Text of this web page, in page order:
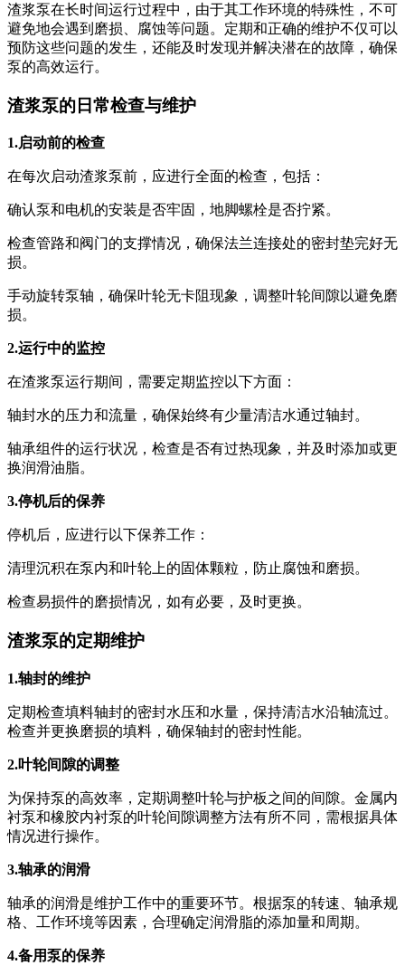
渣浆泵在长时间运行过程中，由于其工作环境的特殊性，不可
避免地会遇到磨损、腐蚀等问题。定期和正确的维护不仅可以
预防这些问题的发生，还能及时发现并解决潜在的故障，确保
泵的高效运行。
渣浆泵的日常检查与维护
1.启动前的检查
在每次启动渣浆泵前，应进行全面的检查，包括：
确认泵和电机的安装是否牢固，地脚螺栓是否拧紧。
检查管路和阀门的支撑情况，确保法兰连接处的密封垫完好无
损。
手动旋转泵轴，确保叶轮无卡阻现象，调整叶轮间隙以避免磨
损。
2.运行中的监控
在渣浆泵运行期间，需要定期监控以下方面：
轴封水的压力和流量，确保始终有少量清洁水通过轴封。
轴承组件的运行状况，检查是否有过热现象，并及时添加或更
换润滑油脂。
3.停机后的保养
停机后，应进行以下保养工作：
清理沉积在泵内和叶轮上的固体颗粒，防止腐蚀和磨损。
检查易损件的磨损情况，如有必要，及时更换。
渣浆泵的定期维护
1.轴封的维护
定期检查填料轴封的密封水压和水量，保持清洁水沿轴流过。
检查并更换磨损的填料，确保轴封的密封性能。
2.叶轮间隙的调整
为保持泵的高效率，定期调整叶轮与护板之间的间隙。金属内
衬泵和橡胶内衬泵的叶轮间隙调整方法有所不同，需根据具体
情况进行操作。
3.轴承的润滑
轴承的润滑是维护工作中的重要环节。根据泵的转速、轴承规
格、工作环境等因素，合理确定润滑脂的添加量和周期。
4.备用泵的保养